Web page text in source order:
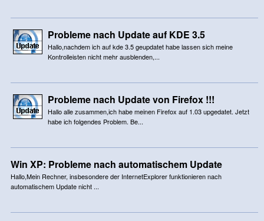
Probleme nach Update auf KDE 3.5
Hallo,nachdem ich auf kde 3.5 geupdatet habe lassen sich meine
Kontrolleisten nicht mehr ausblenden,...
Probleme nach Update von Firefox !!!
Hallo alle zusammen,ich habe meinen Firefox auf 1.03 upgedatet. Jetzt
habe ich folgendes Problem. Be...
Win XP: Probleme nach automatischem Update
Hallo,Mein Rechner, insbesondere der InternetExplorer funktionieren nach
automatischem Update nicht ...